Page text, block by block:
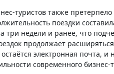
туристов также
поездки
три недели и ранее, что
продолжает
электронная почта,
современного бизнес-